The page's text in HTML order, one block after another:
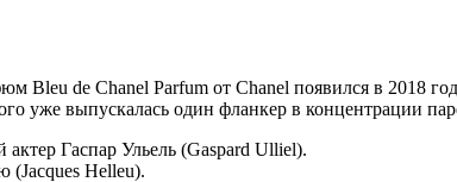
Bleu de Chanel Parfum от Chanel появился в 2018
уже выпускалась один фланкер в концентрации
Гаспар Ульель (Gaspard Ulliel).
(Jacques Helleu).